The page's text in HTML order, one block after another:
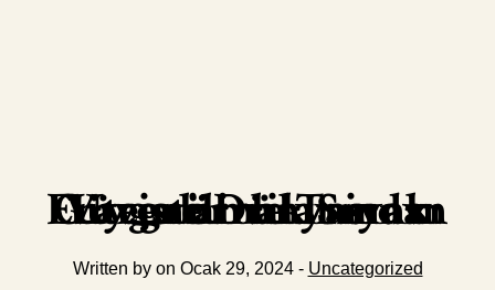
Varistör ve Triyak Uygulamalarında Entegre Dünyasının Güvenilirlik Sınavı
Written by on Ocak 29, 2024 - Uncategorized